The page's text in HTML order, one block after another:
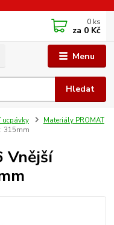
Menu
Hledat
0 ks
za 0 Kč
ucpávky
Materiály PROMAT
315mm
Vnější